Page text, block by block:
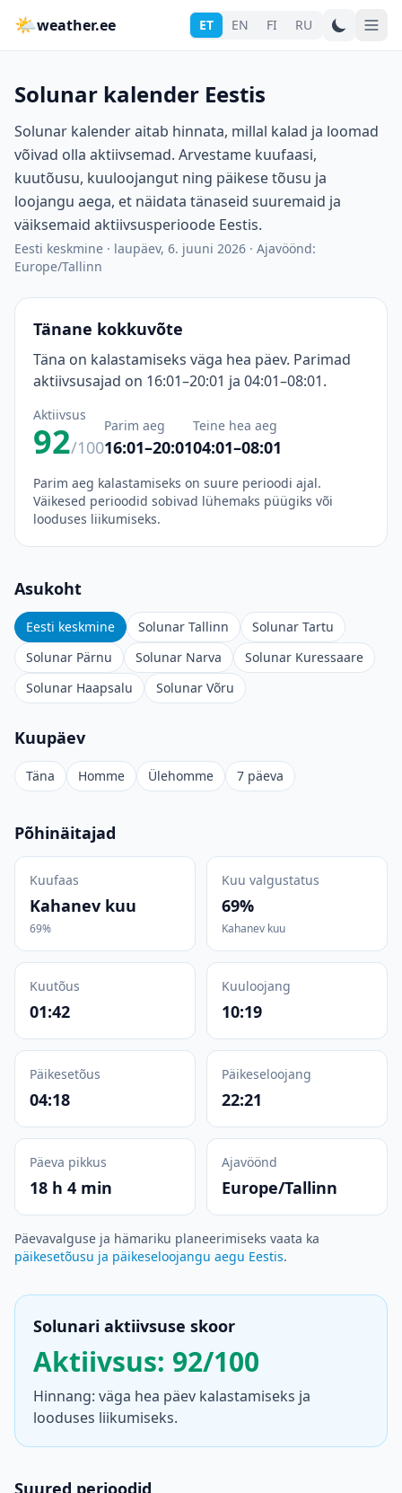
🌤weather.ee ET EN FI RU
Solunar kalender Eestis
Solunar kalender aitab hinnata, millal kalad ja loomad
võivad olla aktiivsemad. Arvestame kuufaasi,
kuutõusu, kuuloojangut ning päikese tõusu ja
loojangu aega, et näidata tänaseid suuremaid ja
väiksemaid aktiivsusperioode Eestis.
Eesti keskmine · laupäev, 6. juuni 2026 · Ajavöönd:
Europe/Tallinn
Tänane kokkuvõte
Täna on kalastamiseks väga hea päev. Parimad
aktiivsusajad on 16:01–20:01 ja 04:01–08:01.
Aktiivsus
92/100
Parim aeg
16:01–20:01
Teine hea aeg
04:01–08:01
Parim aeg kalastamiseks on suure perioodi ajal.
Väikesed perioodid sobivad lühemaks püügiks või
looduses liikumiseks.
Asukoht
Eesti keskmine Solunar Tallinn
Solunar Tartu
Solunar Pärnu
Solunar Narva
Solunar Kuressaare
Solunar Haapsalu
Solunar Võru
Kuupäev
Täna Homme Ülehomme 7 päeva
Põhinäitajad
Kuufaas
Kahanev kuu
69%
Kuu valgustatus
69%
Kahanev kuu
Kuutõus
01:42
Kuuloojang
10:19
Päikesetõus
04:18
Päikeseloojang
22:21
Päeva pikkus
18 h 4 min
Ajavöönd
Europe/Tallinn
Päevavalguse ja hämariku planeerimiseks vaata ka
päikesetõusu ja päikeseloojangu aegu Eestis.
Solunari aktiivsuse skoor
Aktiivsus: 92/100
Hinnang: väga hea päev kalastamiseks ja
looduses liikumiseks.
Suured perioodid